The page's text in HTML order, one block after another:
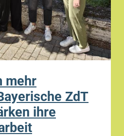
mehr
ZdT
ihre